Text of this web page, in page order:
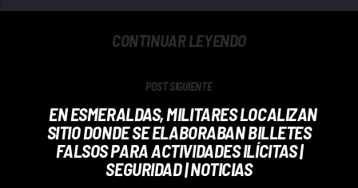
CONTINUAR LEYENDO
POST SIGUIENTE
EN ESMERALDAS, MILITARES LOCALIZAN
SITIO DONDE SE ELABORABAN BILLETES
FALSOS PARA ACTIVIDADES ILÍCITAS |
SEGURIDAD | NOTICIAS